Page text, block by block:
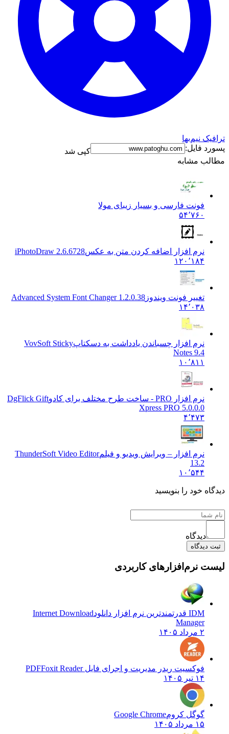
ترافیک نیم‌بها
پسورد فایل:
کپی شد
مطالب مشابه
فونت فارسی و بسیار زیبای مولا
۵۴٬۷۶۰
نرم افزار اضافه کردن متن به عکسiPhotoDraw 2.6.6728
۱۲۰٬۱۸۴
تغییر فونت ویندوز Advanced System Font Changer 1.2.0.38
۱۴٬۰۳۸
نرم افزار چسباندن یادداشت به دسکتاپVovSoft Sticky
Notes 9.4
۱۰٬۸۱۱
نرم افزار PRO - ساخت طرح مختلف برای کادو
DgFlick Gift
Xpress PRO 5.0.0.0
۴٬۴۷۳
نرم افزار – ویرایش ویدیو و فیلمThunderSoft Video Editor
13.2
۱۰٬۵۴۴
دیدگاه خود را بنویسید
دیدگاه
ثبت دیدگاه
لیست نرم‌افزارهای کاربردی
IDM قدرتمندترین نرم افزار دانلود
Internet Download
Manager
۲ مرداد ۱۴۰۵
فوکسیت ریدر مدیریت و اجرای فایل PDFFoxit Reader
۱۴ تیر ۱۴۰۵
گوگل کرومGoogle Chrome
۱۵ مرداد ۱۴۰۵